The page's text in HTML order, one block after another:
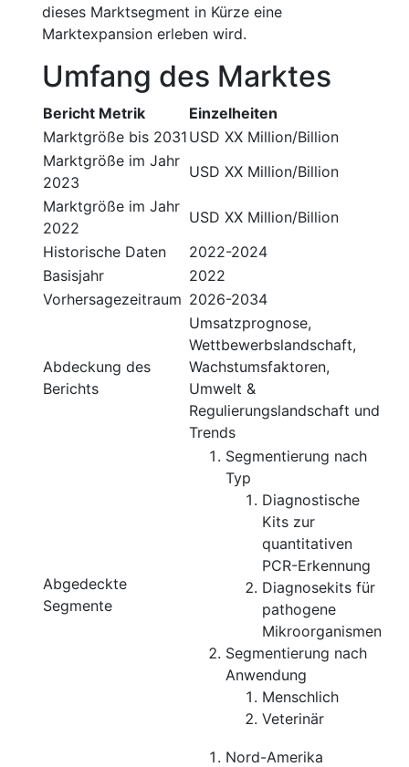
dieses Marktsegment in Kürze eine
Marktexpansion erleben wird.
Umfang des Marktes
Bericht Metrik
Einzelheiten
Marktgröße bis 2031 USD XX Million/Billion
Marktgröße im Jahr
2023
USD XX Million/Billion
Marktgröße im Jahr
2022
USD XX Million/Billion
Historische Daten
2022-2024
Basisjahr
2022
Vorhersagezeitraum 2026-2034
Abdeckung des
Berichts
Umsatzprognose,
Wettbewerbslandschaft,
Wachstumsfaktoren,
Umwelt &
Regulierungslandschaft und
Trends
Abgedeckte
Segmente
Segmentierung nach
Typ
Diagnostische
Kits zur
quantitativen
PCR-Erkennung
Diagnosekits für
pathogene
Mikroorganismen
Segmentierung nach
Anwendung
Menschlich
Veterinär
Nord-Amerika